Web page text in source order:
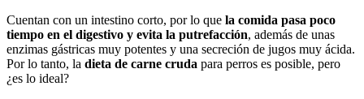
Cuentan con un intestino corto, por lo que la comida pasa poco
tiempo en el digestivo y evita la putrefacción, además de unas
enzimas gástricas muy potentes y una secreción de jugos muy ácida.
Por lo tanto, la dieta de carne cruda para perros es posible, pero
¿es lo ideal?